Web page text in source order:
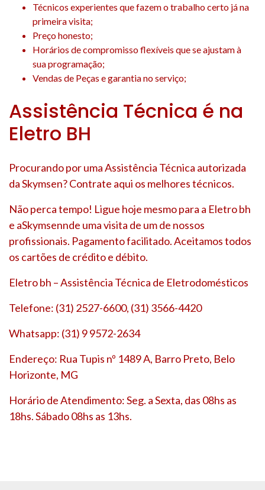
Técnicos experientes que fazem o trabalho certo já na
primeira visita;
Preço honesto;
Horários de compromisso flexíveis que se ajustam à
sua programação;
Vendas de Peças e garantia no serviço;
Assistência Técnica é na
Eletro BH
Procurando por uma Assistência Técnica autorizada
da Skymsen? Contrate aqui os melhores técnicos.
Não perca tempo! Ligue hoje mesmo para a Eletro bh
e aSkymsennde uma visita de um de nossos
profissionais. Pagamento facilitado. Aceitamos todos
os cartões de crédito e débito.
Eletro bh – Assistência Técnica de Eletrodomésticos
Telefone: (31) 2527-6600, (31) 3566-4420
Whatsapp: (31) 9 9572-2634
Endereço: Rua Tupis nº 1489 A, Barro Preto, Belo
Horizonte, MG
Horário de Atendimento: Seg. a Sexta, das 08hs as
18hs. Sábado 08hs as 13hs.